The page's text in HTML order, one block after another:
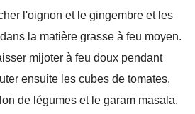
l'oignon et le gingembre et les
la matière grasse à feu moyen.
mijoter à feu doux pendant
ensuite les cubes de tomates,
de légumes et le garam masala.